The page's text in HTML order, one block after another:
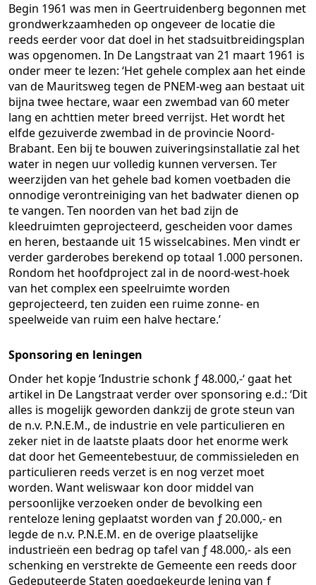
Begin 1961 was men in Geertruidenberg begonnen met
grondwerkzaamheden op ongeveer de locatie die
reeds eerder voor dat doel in het stadsuitbreidingsplan
was opgenomen. In De Langstraat van 21 maart 1961 is
onder meer te lezen: ‘Het gehele complex aan het einde
van de Mauritsweg tegen de PNEM-weg aan bestaat uit
bijna twee hectare, waar een zwembad van 60 meter
lang en achttien meter breed verrijst. Het wordt het
elfde gezuiverde zwembad in de provincie Noord-
Brabant. Een bij te bouwen zuiveringsinstallatie zal het
water in negen uur volledig kunnen verversen. Ter
weerzijden van het gehele bad komen voetbaden die
onnodige verontreiniging van het badwater dienen op
te vangen. Ten noorden van het bad zijn de
kleedruimten geprojecteerd, gescheiden voor dames
en heren, bestaande uit 15 wisselcabines. Men vindt er
verder garderobes berekend op totaal 1.000 personen.
Rondom het hoofdproject zal in de noord-west-hoek
van het complex een speelruimte worden
geprojecteerd, ten zuiden een ruime zonne- en
speelweide van ruim een halve hectare.’
Sponsoring en leningen
Onder het kopje ‘Industrie schonk ƒ 48.000,-‘ gaat het
artikel in De Langstraat verder over sponsoring e.d.: ‘Dit
alles is mogelijk geworden dankzij de grote steun van
de n.v. P.N.E.M., de industrie en vele particulieren en
zeker niet in de laatste plaats door het enorme werk
dat door het Gemeentebestuur, de commissieleden en
particulieren reeds verzet is en nog verzet moet
worden. Want weliswaar kon door middel van
persoonlijke verzoeken onder de bevolking een
renteloze lening geplaatst worden van ƒ 20.000,- en
legde de n.v. P.N.E.M. en de overige plaatselijke
industrieën een bedrag op tafel van ƒ 48.000,- als een
schenking en verstrekte de Gemeente een reeds door
Gedeputeerde Staten goedgekeurde lening van ƒ